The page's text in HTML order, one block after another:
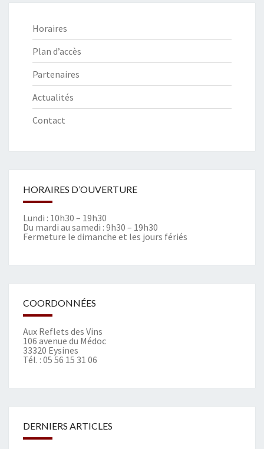
Horaires
Plan d’accès
Partenaires
Actualités
Contact
HORAIRES D’OUVERTURE
Lundi : 10h30 – 19h30
Du mardi au samedi : 9h30 – 19h30
Fermeture le dimanche et les jours fériés
COORDONNÉES
Aux Reflets des Vins
106 avenue du Médoc
33320 Eysines
Tél. : 05 56 15 31 06
DERNIERS ARTICLES